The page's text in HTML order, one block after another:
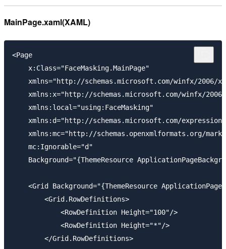
MainPage.xaml(XAML)
<Page
    x:Class="FaceMasking.MainPage"
xmlns="http://schemas.microsoft.com/winfx/2006/
xmlns:x="http://schemas.microsoft.com/winfx/
    xmlns:local="using:FaceMasking"
xmlns:d="http://schemas.microsoft.com/
xmlns:mc="http://schemas.openxmlformats.org/
    mc:Ignorable="d"
Background="{ThemeResource
<Grid Background="{ThemeResource
        <Grid.RowDefinitions>
            <RowDefinition Height="100"/>
            <RowDefinition Height="*"/>
        </Grid.RowDefinitions>